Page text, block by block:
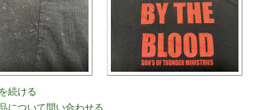
続ける
について問い合わせる